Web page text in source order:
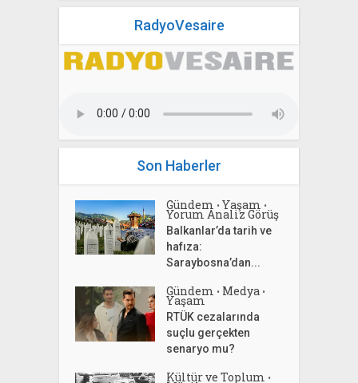
RadyoVesaire
Son Haberler
Gündem • Yaşam •
Yorum Analiz Görüş
Balkanlar’da tarih ve
hafıza:
Saraybosna’dan...
Gündem • Medya •
Yaşam
RTÜK cezalarında
suçlu gerçekten
senaryo mu?
Kültür ve Toplum •